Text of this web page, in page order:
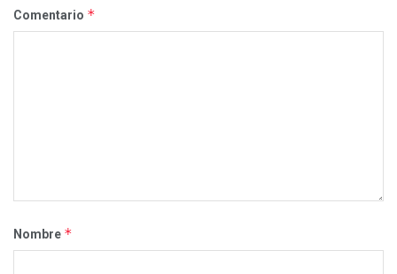
Comentario *
Nombre *